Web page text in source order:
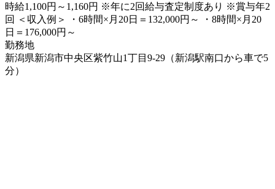
時給1,100円～1,160円 ※年に2回給与査定制度あり ※賞与年2
回 ＜収入例＞ ・6時間×月20日＝132,000円～ ・8時間×月20
日＝176,000円～
勤務地
新潟県新潟市中央区紫竹山1丁目9-29（新潟駅南口から車で5
分）